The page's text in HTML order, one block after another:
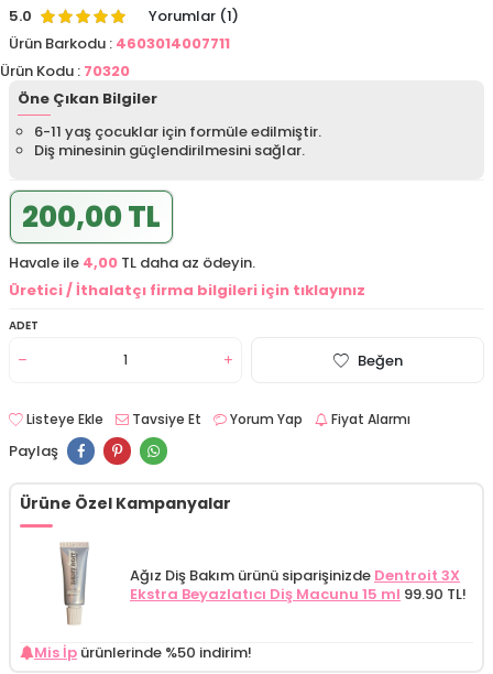
5.0
Yorumlar (1)
Ürün Barkodu : 4603014007711
Ürün Kodu : 70320
Öne Çıkan Bilgiler
6-11 yaş çocuklar için formüle edilmiştir.
Diş minesinin güçlendirilmesini sağlar.
200,00 TL
Havale ile 4,00 TL daha az ödeyin.
Üretici / İthalatçı firma bilgileri için tıklayınız
ADET
Beğen
Listeye Ekle Tavsiye Et Yorum Yap Fiyat Alarmı
Paylaş
Ürüne Özel Kampanyalar
Ağız Diş Bakım ürünü siparişinizde Dentroit 3X
Ekstra Beyazlatıcı Diş Macunu 15 ml 99.90 TL!
Mis İp ürünlerinde %50 indirim!